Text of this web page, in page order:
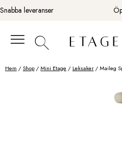
Fortsätt
till
Snabba leveranser
Hem /Shop /Mini Etage / Leksaker / Maileg